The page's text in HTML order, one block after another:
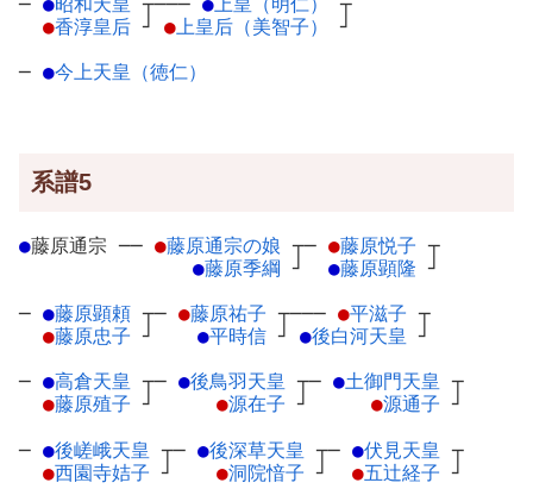
●香淳皇后 ┘
● 上皇后（美智子） ┘
─ ●今上天皇（徳仁）
系譜5
●藤原通宗 ── ●藤原通宗の娘 ┬
●藤原季綱 ┘
─ ●藤原悦子 ┬
●藤原顕隆 ┘
─ ●藤原顕頼 ┬
●藤原忠子 ┘
─ ●藤原祐子 ┬
●平時信 ┘
─── ●平滋子 ┬
●後白河天皇 ┘
─ ●高倉天皇 ┬
●藤原殖子 ┘
─ ●後鳥羽天皇 ┬
●源在子 ┘
─ ●土御門天皇 ┬
●源通子 ┘
─ ●後嵯峨天皇 ┬
●西園寺姞子 ┘
─ ●後深草天皇 ┬
●洞院愔子 ┘
─ ●伏見天皇 ┬
●五辻経子 ┘